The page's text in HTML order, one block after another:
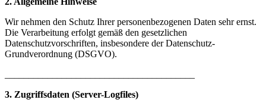
Wir nehmen den Schutz Ihrer personenbezogenen Daten sehr ernst.
Die Verarbeitung erfolgt gemäß den gesetzlichen
Datenschutzvorschriften, insbesondere der Datenschutz-
Grundverordnung (DSGVO).
3. Zugriffsdaten (Server-Logfiles)